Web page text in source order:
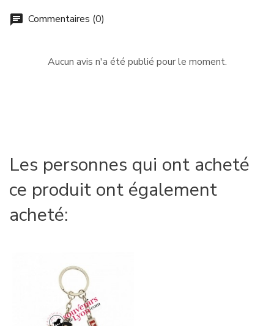
chat Commentaires (0)
Aucun avis n'a été publié pour le moment.
Les personnes qui ont acheté
ce produit ont également
acheté: